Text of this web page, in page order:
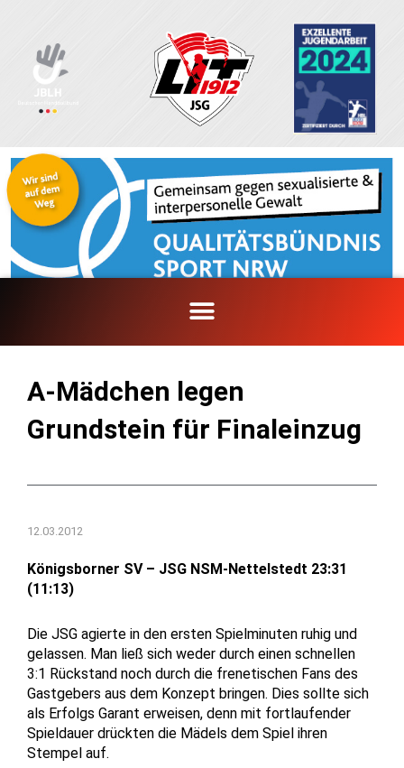
springen
A-Mädchen legen
Grundstein für Finaleinzug
12.03.2012
Königsborner SV – JSG NSM-Nettelstedt 23:31
(11:13)
Die JSG agierte in den ersten Spielminuten ruhig und
gelassen. Man ließ sich weder durch einen schnellen
3:1 Rückstand noch durch die frenetischen Fans des
Gastgebers aus dem Konzept bringen. Dies sollte sich
als Erfolgs Garant erweisen, denn mit fortlaufender
Spieldauer drückten die Mädels dem Spiel ihren
Stempel auf.